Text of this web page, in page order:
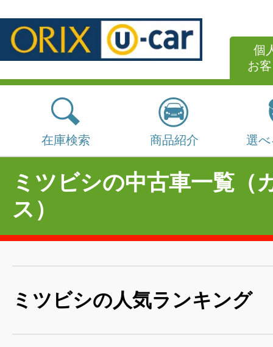
個
お
在庫検索 商品紹介 選
ミツビシの中古車一覧（
ス）
ミツビシの人気ランキング